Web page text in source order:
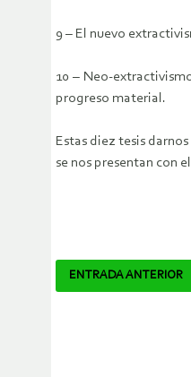
9 – El nuevo
10 – Neo-
progreso material.
Estas diez tesis
se nos presentan con
ENTRADA ANTERIOR